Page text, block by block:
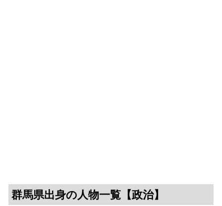
群馬県出身の人物一覧【政治】